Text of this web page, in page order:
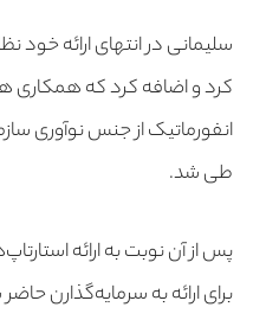
سلیمانی در انتهای ارائه خود
کرد و اضافه کرد که همکاری
انفورماتیک از جنس نوآوری
طی شد.
پس از آن نوبت به ارائه
برای ارائه به سرمایه‌گذارن